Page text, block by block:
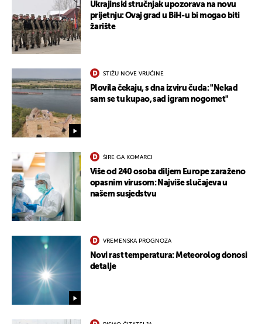
Ukrajinski stručnjak upozorava na novu
prijetnju: Ovaj grad u BiH-u bi mogao biti
žarište
STIŽU NOVE VRUĆINE
Plovila čekaju, s dna izviru čuda: "Nekad
sam se tu kupao, sad igram nogomet"
ŠIRE GA KOMARCI
Više od 240 osoba diljem Europe zaraženo
opasnim virusom: Najviše slučajeva u
našem susjedstvu
VREMENSKA PROGNOZA
Novi rast temperatura: Meteorolog donosi
detalje
UKLJUČITE NOTIFIKACIJE